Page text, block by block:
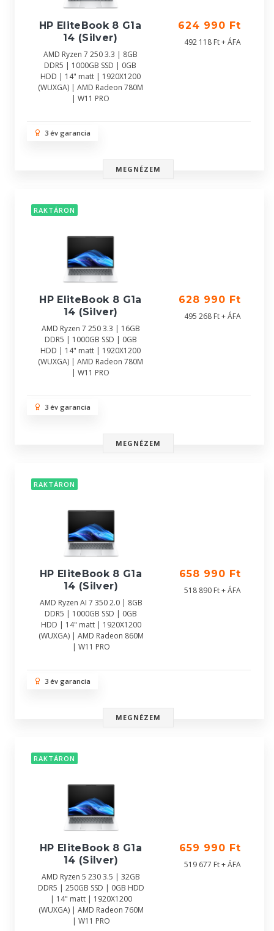
HP EliteBook 8 G1a
14 (Silver)
AMD Ryzen 7 250 3.3 | 8GB
DDR5 | 1000GB SSD | 0GB
HDD | 14" matt | 1920X1200
(WUXGA) | AMD Radeon 780M
| W11 PRO
624 990 Ft
492 118 Ft + ÁFA
3 év garancia
MEGNÉZEM
RAKTÁRON
HP EliteBook 8 G1a
14 (Silver)
AMD Ryzen 7 250 3.3 | 16GB
DDR5 | 1000GB SSD | 0GB
HDD | 14" matt | 1920X1200
(WUXGA) | AMD Radeon 780M
| W11 PRO
628 990 Ft
495 268 Ft + ÁFA
3 év garancia
MEGNÉZEM
RAKTÁRON
HP EliteBook 8 G1a
14 (Silver)
AMD Ryzen AI 7 350 2.0 | 8GB
DDR5 | 1000GB SSD | 0GB
HDD | 14" matt | 1920X1200
(WUXGA) | AMD Radeon 860M
| W11 PRO
658 990 Ft
518 890 Ft + ÁFA
3 év garancia
MEGNÉZEM
RAKTÁRON
HP EliteBook 8 G1a
14 (Silver)
AMD Ryzen 5 230 3.5 | 32GB
DDR5 | 250GB SSD | 0GB HDD
| 14" matt | 1920X1200
(WUXGA) | AMD Radeon 760M
| W11 PRO
659 990 Ft
519 677 Ft + ÁFA